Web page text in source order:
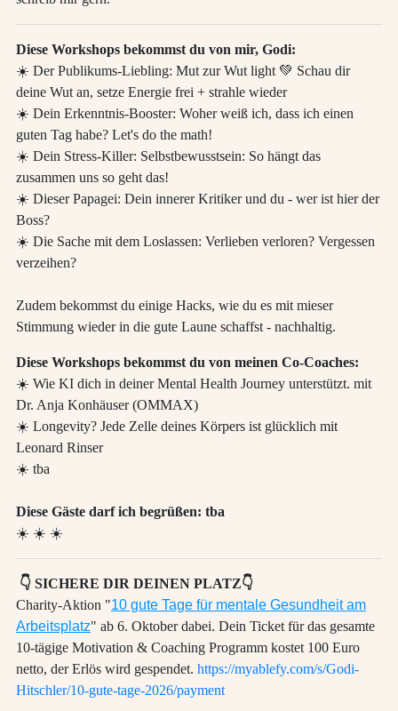
Diese Workshops bekommst du von mir, Godi:
☀️ Der Publikums-Liebling: Mut zur Wut light 💚 Schau dir
deine Wut an, setze Energie frei + strahle wieder
☀️ Dein Erkenntnis-Booster: Woher weiß ich, dass ich einen
guten Tag habe? Let's do the math!
☀️ Dein Stress-Killer: Selbstbewusstsein: So hängt das
zusammen uns so geht das!
☀️ Dieser Papagei: Dein innerer Kritiker und du - wer ist hier der
Boss?
☀️ Die Sache mit dem Loslassen: Verlieben verloren? Vergessen
verzeihen?
Zudem bekommst du einige Hacks, wie du es mit mieser
Stimmung wieder in die gute Laune schaffst - nachhaltig.
Diese Workshops bekommst du von meinen Co-Coaches:
☀️ Wie KI dich in deiner Mental Health Journey unterstützt. mit
Dr. Anja Konhäuser (OMMAX)
☀️ Longevity? Jede Zelle deines Körpers ist glücklich mit
Leonard Rinser
☀️ tba
Diese Gäste darf ich begrüßen: tba
☀️ ☀️ ☀️
👇 SICHERE DIR DEINEN PLATZ👇
Charity-Aktion "10 gute Tage für mentale Gesundheit am
Arbeitsplatz" ab 6. Oktober dabei. Dein Ticket für das gesamte
10-tägige Motivation & Coaching Programm kostet 100 Euro
netto, der Erlös wird gespendet. https://myablefy.com/s/Godi-
Hitschler/10-gute-tage-2026/payment